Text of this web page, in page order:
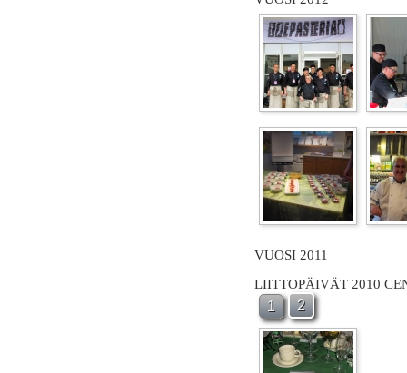
VUOSI 2011
LIITTOPÄIVÄT 2010
1 2